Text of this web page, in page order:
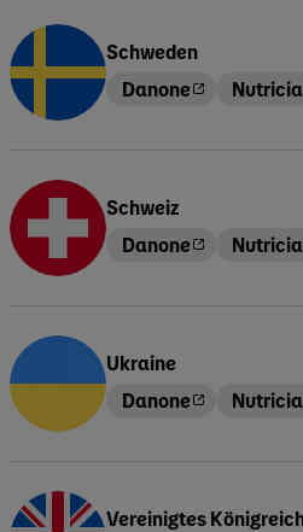
Schweden
Danone
Nutricia
Schweiz
Danone
Nutricia
Ukraine
Danone
Nutricia
Vereinigtes